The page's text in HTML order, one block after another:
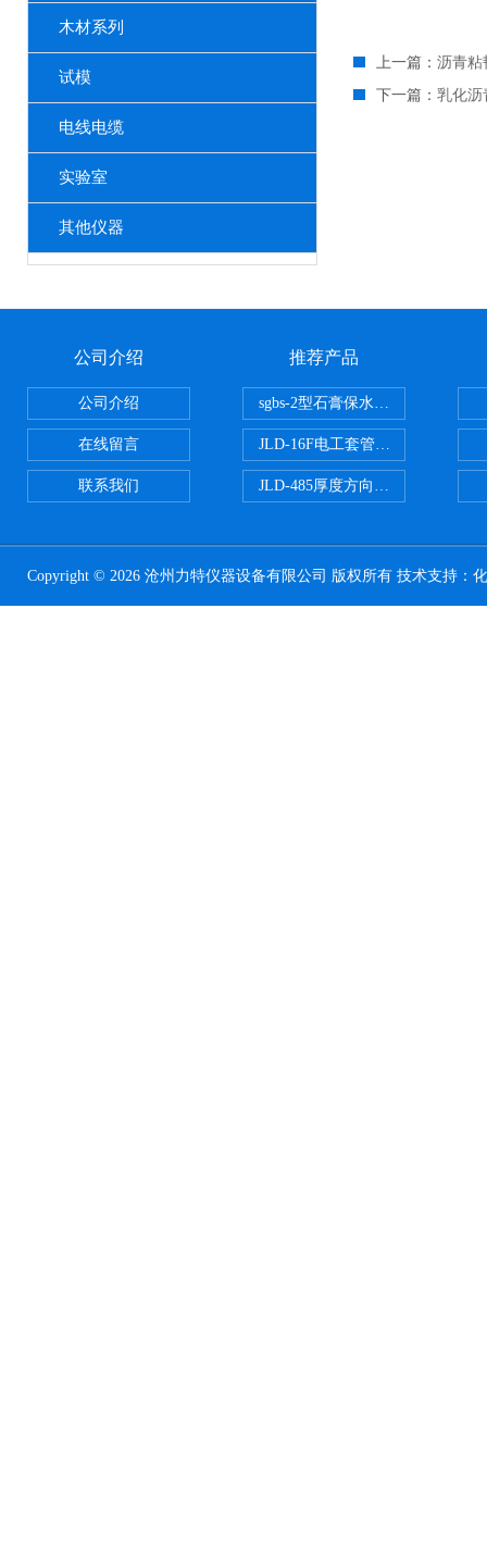
木材系列
试模
电线电缆
实验室
其他仪器
上一篇： 沥青粘
下一篇： 乳化沥
公司介绍
公司介绍
在线留言
联系我们
推荐产品
sgbs-2型石膏保水率测定仪粉刷
JLD-16F电工套管恒温水浴管材
JLD-485厚度方向性钢板拉伸试验
Copyright © 2026 沧州力特仪器设备有限公司 版权所有 技术支持：